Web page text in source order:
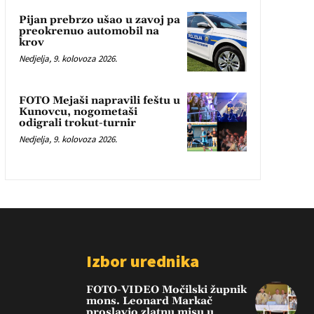
Pijan prebrzo ušao u zavoj pa
preokrenuo automobil na
krov
Nedjelja, 9. kolovoza 2026.
FOTO Mejaši napravili feštu u
Kunovcu, nogometaši
odigrali trokut-turnir
Nedjelja, 9. kolovoza 2026.
Izbor urednika
FOTO-VIDEO Močilski župnik
mons. Leonard Markač